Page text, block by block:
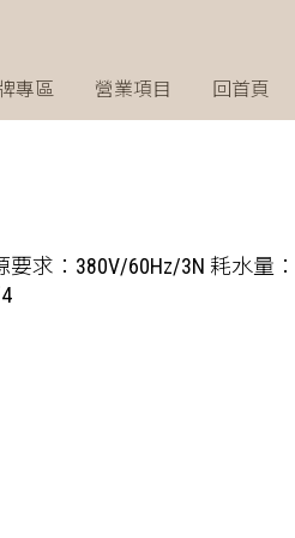
專區 營業項目 回首頁
要求：380V/60Hz/3N 耗水量